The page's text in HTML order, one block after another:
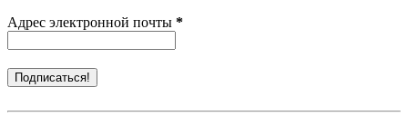
Адрес электронной почты *